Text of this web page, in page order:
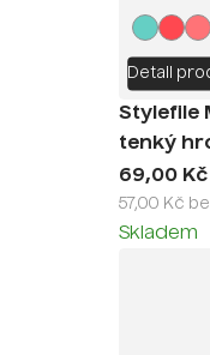
Detail
Stylefile
tenký
69,00 Kč
57,00 Kč
Skladem